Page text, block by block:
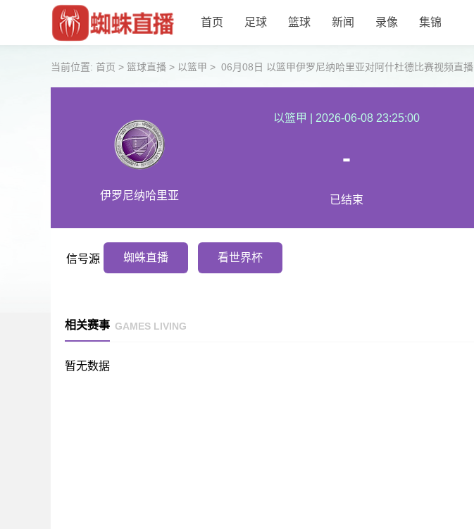
首页 足球 篮球 新闻 录像 集锦
当前位置: 首页 > 篮球直播 > 以篮甲 > 06月08日 以篮甲伊罗尼纳哈里亚对阿什杜德比赛视频直播
伊罗尼纳哈里亚
以篮甲 2026-06-08 23:25:00
-
已结束
信号源 蜘蛛直播 看世界杯
相关赛事 GAMES LIVING
暂无数据